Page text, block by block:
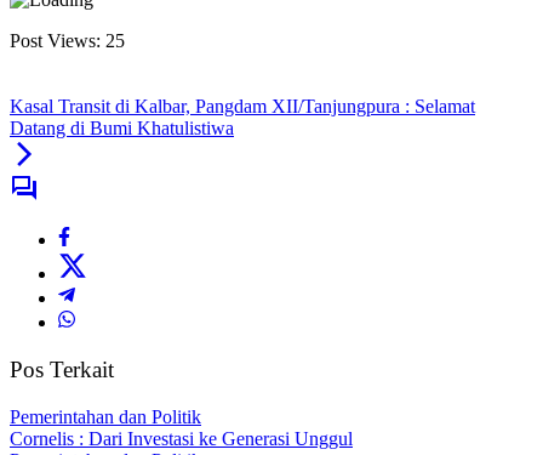
Post Views: 25
Kasal Transit di Kalbar, Pangdam XII/Tanjungpura : Selamat
Datang di Bumi Khatulistiwa
Pos Terkait
Pemerintahan dan Politik
Cornelis : Dari Investasi ke Generasi Unggul